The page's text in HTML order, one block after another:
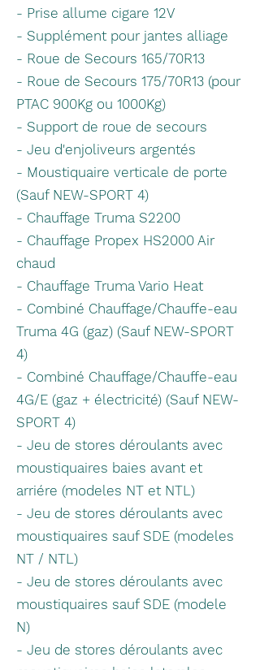
- Prise allume cigare 12V
- Supplément pour jantes alliage
- Roue de Secours 165/70R13
- Roue de Secours 175/70R13 (pour
PTAC 900Kg ou 1000Kg)
- Support de roue de secours
- Jeu d'enjoliveurs argentés
- Moustiquaire verticale de porte
(Sauf NEW-SPORT 4)
- Chauffage Truma S2200
- Chauffage Propex HS2000 Air
chaud
- Chauffage Truma Vario Heat
- Combiné Chauffage/Chauffe-eau
Truma 4G (gaz) (Sauf NEW-SPORT
4)
- Combiné Chauffage/Chauffe-eau
4G/E (gaz + électricité) (Sauf NEW-
SPORT 4)
- Jeu de stores déroulants avec
moustiquaires baies avant et
arriére (modeles NT et NTL)
- Jeu de stores déroulants avec
moustiquaires sauf SDE (modeles
NT / NTL)
- Jeu de stores déroulants avec
moustiquaires sauf SDE (modele
N)
- Jeu de stores déroulants avec